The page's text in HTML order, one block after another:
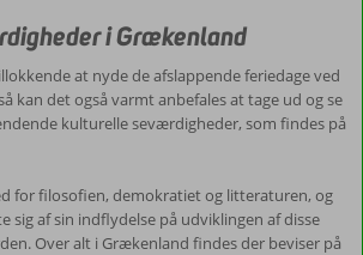
i Grækenland
at nyde de afslappende feriedage ved
kan det også varmt anbefales at tage ud og se
kulturelle seværdigheder, som findes på
for filosofien, demokratiet og litteraturen, og
sig af sin indflydelse på udviklingen af disse
Over alt i Grækenland findes der beviser på